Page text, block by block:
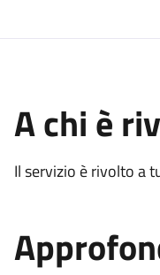
A chi è
Il servizio è rivolto a